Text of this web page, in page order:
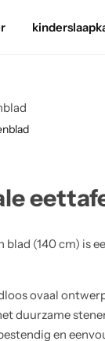
(140 cm) is
ovaal
duurzame
en